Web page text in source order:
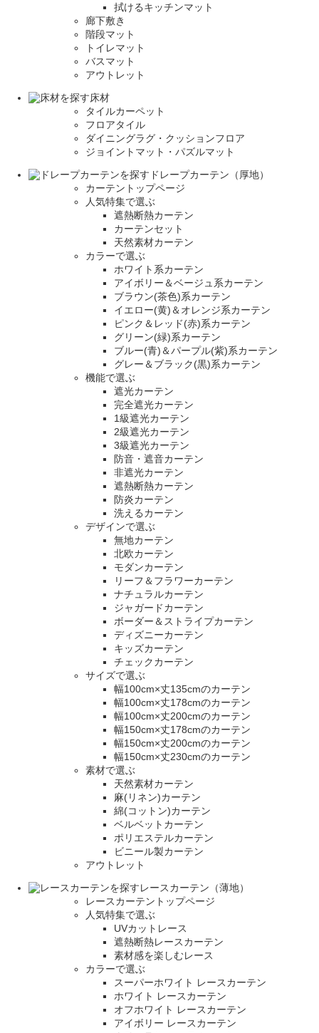
拭けるキッチンマット
廊下敷き
階段マット
トイレマット
バスマット
アウトレット
床材
タイルカーペット
フロアタイル
ダイニングラグ・クッションフロア
ジョイントマット・パズルマット
ドレープカーテン（厚地）
カーテントップページ
人気特集で選ぶ
遮熱断熱カーテン
カーテンセット
天然素材カーテン
カラーで選ぶ
ホワイト系カーテン
アイボリー＆ベージュ系カーテン
ブラウン(茶色)系カーテン
イエロー(黄)＆オレンジ系カーテン
ピンク＆レッド(赤)系カーテン
グリーン(緑)系カーテン
ブルー(青)＆パープル(紫)系カーテン
グレー＆ブラック(黒)系カーテン
機能で選ぶ
遮光カーテン
完全遮光カーテン
1級遮光カーテン
2級遮光カーテン
3級遮光カーテン
防音・遮音カーテン
非遮光カーテン
遮熱断熱カーテン
防炎カーテン
洗えるカーテン
デザインで選ぶ
無地カーテン
北欧カーテン
モダンカーテン
リーフ＆フラワーカーテン
ナチュラルカーテン
ジャガードカーテン
ボーダー＆ストライプカーテン
ディズニーカーテン
キッズカーテン
チェックカーテン
サイズで選ぶ
幅100cm×丈135cmのカーテン
幅100cm×丈178cmのカーテン
幅100cm×丈200cmのカーテン
幅150cm×丈178cmのカーテン
幅150cm×丈200cmのカーテン
幅150cm×丈230cmのカーテン
素材で選ぶ
天然素材カーテン
麻(リネン)カーテン
綿(コットン)カーテン
ベルベットカーテン
ポリエステルカーテン
ビニール製カーテン
アウトレット
レースカーテン（薄地）
レースカーテントップページ
人気特集で選ぶ
UVカットレース
遮熱断熱レースカーテン
素材感を楽しむレース
カラーで選ぶ
スーパーホワイト レースカーテン
ホワイト レースカーテン
オフホワイト レースカーテン
アイボリー レースカーテン